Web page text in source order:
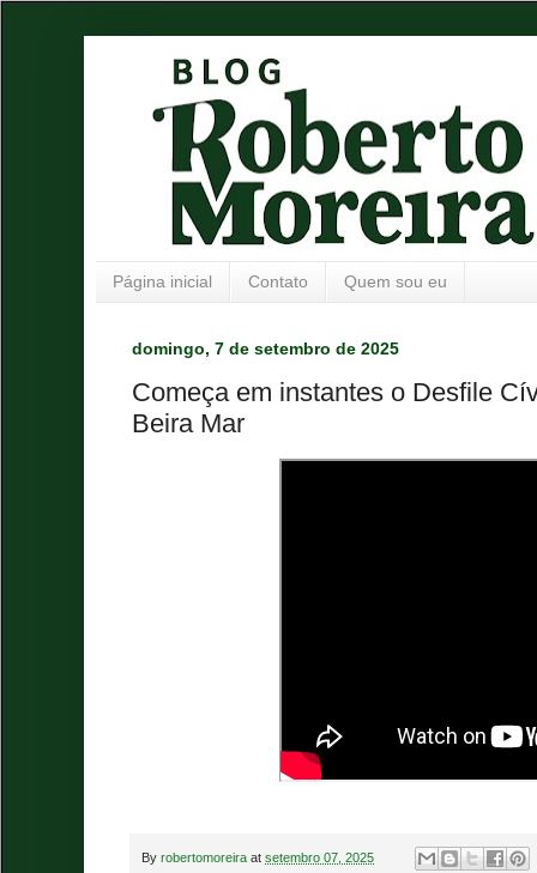
Página inicial Contato Quem sou eu
domingo, 7 de setembro de 2025
Começa em instantes o Desfile
Beira Mar
By robertomoreira at setembro 07, 2025